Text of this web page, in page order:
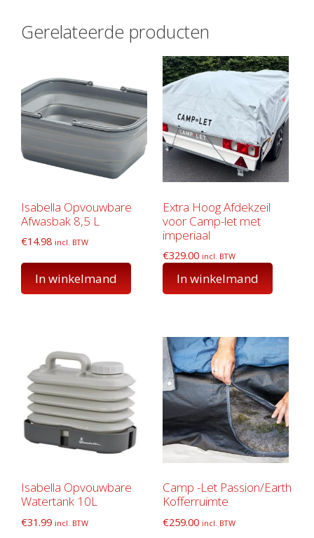
Gerelateerde producten
Isabella Opvouwbare
Afwasbak 8,5 L
€14.98 incl. BTW
In winkelmand
Extra Hoog Afdekzeil
voor Camp-let met
imperiaal
€329.00 incl. BTW
In winkelmand
Isabella Opvouwbare
Watertank 10L
€31.99 incl. BTW
Camp -Let Passion/Earth
Kofferruimte
€259.00 incl. BTW